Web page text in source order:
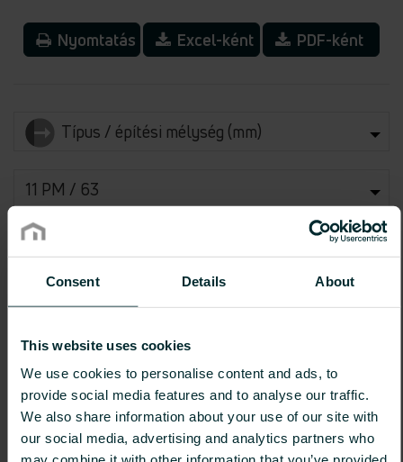
Consent Details About
This website uses cookies
We use cookies to personalise content and ads, to
provide social media features and to analyse our traffic.
We also share information about your use of our site with
our social media, advertising and analytics partners who
Nyomtatás Excel-ként PDF-ként
Típus / építési mélység (mm)
11 PM / 63
Teljesítmények a tolerancia határon belül
Építési
magasság
(mm)
300 400 500 600
900
Építési